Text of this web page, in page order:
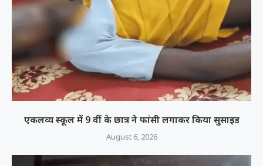
एकलव्य स्कूल में 9 वीं के छात्र ने फांसी लगाकर किया सुसाइड
August 6, 2026